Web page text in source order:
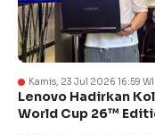
Kamis, 23 Jul 2026 16:59
Lenovo Hadirkan
World Cup 26™